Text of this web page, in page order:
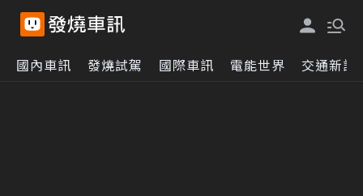
國內車訊 發燒試駕 國際車訊 電能世界 交通新訊